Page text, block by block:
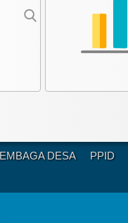
DESA PPID